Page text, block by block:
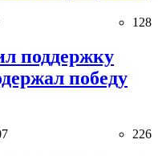
128
поддержку
победу
226